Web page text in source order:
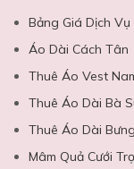
Bảng Giá Dịch
Áo Dài Cách Tân
Thuê Áo Vest
Thuê Áo Dài Bà
Thuê Áo Dài
Mâm Quả Cưới